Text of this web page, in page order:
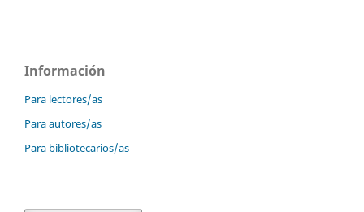
Información
Para lectores/as
Para autores/as
Para bibliotecarios/as